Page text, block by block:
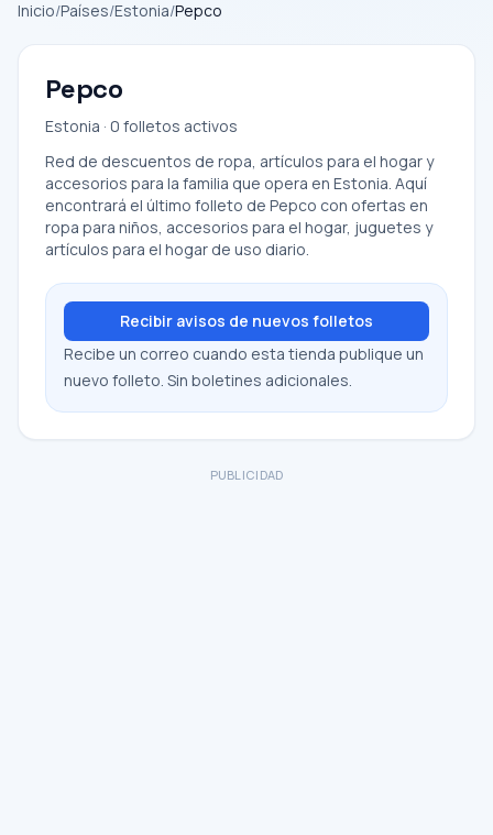
Inicio/Países/Estonia/Pepco
Pepco
Estonia · 0 folletos activos
Red de descuentos de ropa, artículos para el hogar y
accesorios para la familia que opera en Estonia. Aquí
encontrará el último folleto de Pepco con ofertas en
ropa para niños, accesorios para el hogar, juguetes y
artículos para el hogar de uso diario.
Recibir avisos de nuevos folletos
Recibe un correo cuando esta tienda publique un
nuevo folleto. Sin boletines adicionales.
PUBLICIDAD